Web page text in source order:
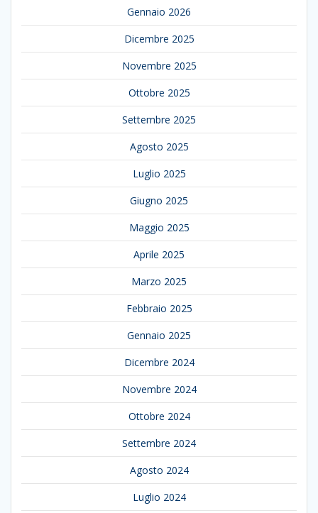
Gennaio 2026
Dicembre 2025
Novembre 2025
Ottobre 2025
Settembre 2025
Agosto 2025
Luglio 2025
Giugno 2025
Maggio 2025
Aprile 2025
Marzo 2025
Febbraio 2025
Gennaio 2025
Dicembre 2024
Novembre 2024
Ottobre 2024
Settembre 2024
Agosto 2024
Luglio 2024